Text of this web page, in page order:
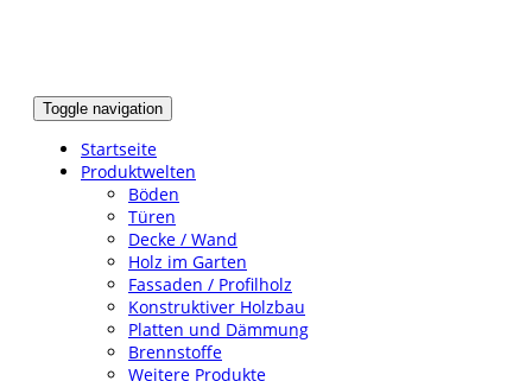
Toggle navigation
Startseite
Produktwelten
Böden
Türen
Decke / Wand
Holz im Garten
Fassaden / Profilholz
Konstruktiver Holzbau
Platten und Dämmung
Brennstoffe
Weitere Produkte